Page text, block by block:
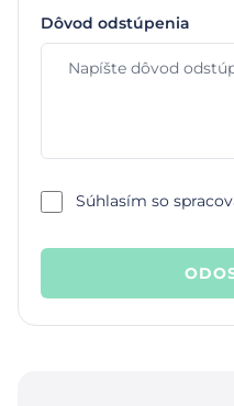
Dôvod odstúpenia
Súhlasím so